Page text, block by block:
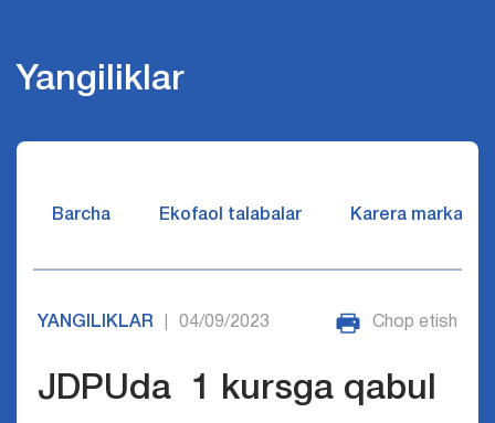
Yangiliklar
Barcha Ekofaol talabalar Karera markazi
YANGILIKLAR 04/09/2023 Chop etish
JDPUda 1 kursga qabul